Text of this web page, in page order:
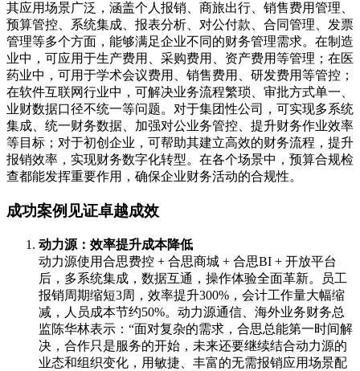
其应用场景广泛，涵盖个人报销、商旅出行、销售费用管理、
预算管控、系统集成、报表分析、对公付款、合同管理、发票
管理等多个方面，能够满足企业不同的财务管理需求。在制造
业中，可应用于生产费用、采购费用、资产费用等管理；在医
药业中，可用于学术会议费用、销售费用、研发费用等管控；
在软件互联网行业中，可解决业务流程繁琐、审批方式单一、
业财数据口径不统一等问题。对于集团性公司，可实现多系统
集成、统一财务数据、加强对公业务管控、提升财务作业效率
等目标；对于初创企业，可帮助其建立高效的财务流程，提升
报销效率，实现财务数字化转型。在各个场景中，预算合规检
查都能发挥重要作用，确保企业财务活动的合规性。
成功案例见证卓越成效
动力源：效率提升成本降低
动力源使用合思费控 + 合思商城 + 合思BI + 开放平台
后，多系统集成，数据互通，操作体验全面革新。员工
报销周期缩短3周，效率提升300%，会计工作量大幅缩
减，人员成本节约50%。动力源通信、海外业务财务总
监陈华林表示：“面对复杂的需求，合思总能第一时间解
决，合作只是服务的开始，未来还要继续结合动力源的
业态和组织变化，用敏捷、丰富的无需报销应用场景配